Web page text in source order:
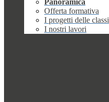
Panoramica
Offerta formativa
I progetti delle classi
I nostri lavori